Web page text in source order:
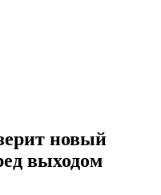
новый
выходом